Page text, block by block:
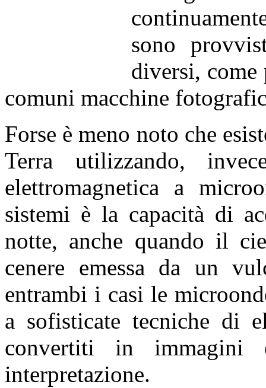
sono
diversi,
comuni macchine
Forse è meno noto che
Terra utilizzando,
elettromagnetica a
sistemi è la capacità di
notte, anche quando il
cenere emessa da un
entrambi i casi le
a sofisticate tecniche di
convertiti in
interpretazione.